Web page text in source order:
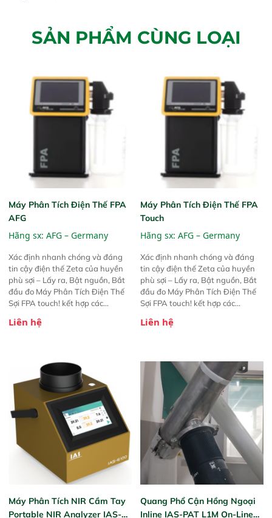
SẢN PHẨM CÙNG LOẠI
Máy Phân Tích Điện Thế FPA
AFG
Hãng sx: AFG – Germany
Xác định nhanh chóng và đáng
tin cậy điện thế Zeta của huyền
phù sợi – Lấy ra, Bật nguồn, Bắt
đầu đo Máy Phân Tích Điện Thế
Sợi FPA touch! kết hợp các
được chứng minh với sự đơn giản
trước đó. Nhưng so với các phiên
bản trước, FPA touch! nhỏ hơn và
nhẹ hơn đáng kể, đồng thời được
nâng cấp với các tính năng mới.
Liên hệ
Máy Phân Tích Điện Thế FPA
Touch
Hãng sx: AFG – Germany
Xác định nhanh chóng và đáng
tin cậy điện thế Zeta của huyền
phù sợi – Lấy ra, Bật nguồn, Bắt
đầu đo Máy Phân Tích Điện Thế
Sợi FPA touch! kết hợp các
được chứng minh với sự đơn giản
trước đó. Nhưng so với các phiên
bản trước, FPA touch! nhỏ hơn và
nhẹ hơn đáng kể, đồng thời được
nâng cấp với các tính năng mới.
Liên hệ
Máy Phân Tích NIR Cầm Tay
Portable NIR Analyzer IAS-
Quang Phổ Cận Hồng Ngoại
Inline IAS-PAT L1M On-Line